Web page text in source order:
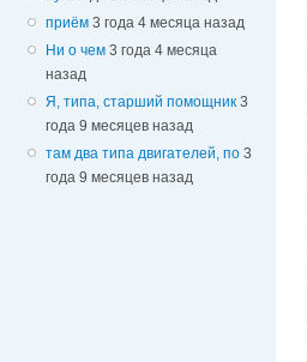
приём 3 года 4 месяца назад
Ни о чем 3 года 4 месяца
назад
Я, типа, старший помощник 3
года 9 месяцев назад
там два типа двигателей, по 3
года 9 месяцев назад